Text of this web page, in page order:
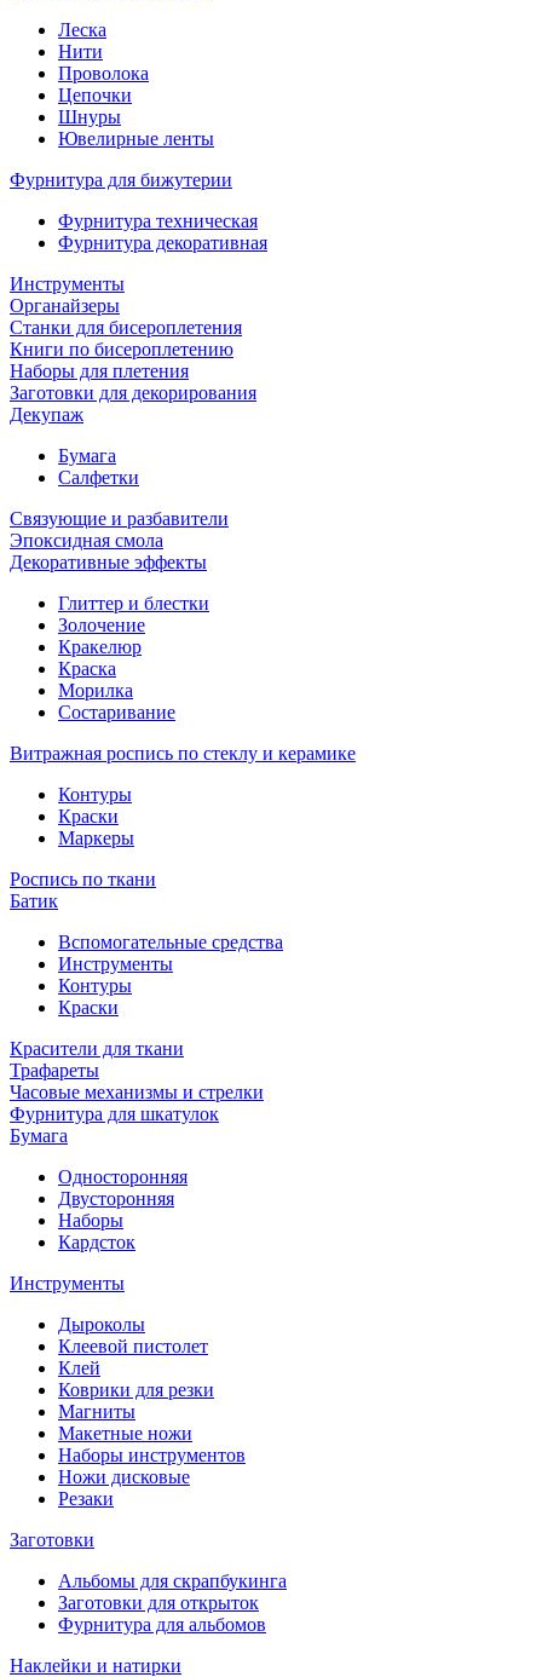
Леска
Нити
Проволока
Цепочки
Шнуры
Ювелирные ленты
Фурнитура для бижутерии
Фурнитура техническая
Фурнитура декоративная
Инструменты
Органайзеры
Станки для бисероплетения
Книги по бисероплетению
Наборы для плетения
Заготовки для декорирования
Декупаж
Бумага
Салфетки
Связующие и разбавители
Эпоксидная смола
Декоративные эффекты
Глиттер и блестки
Золочение
Кракелюр
Краска
Морилка
Состаривание
Витражная роспись по стеклу и керамике
Контуры
Краски
Маркеры
Роспись по ткани
Батик
Вспомогательные средства
Инструменты
Контуры
Краски
Красители для ткани
Трафареты
Часовые механизмы и стрелки
Фурнитура для шкатулок
Бумага
Односторонняя
Двусторонняя
Наборы
Кардсток
Инструменты
Дыроколы
Клеевой пистолет
Клей
Коврики для резки
Магниты
Макетные ножи
Наборы инструментов
Ножи дисковые
Резаки
Заготовки
Альбомы для скрапбукинга
Заготовки для открыток
Фурнитура для альбомов
Наклейки и натирки